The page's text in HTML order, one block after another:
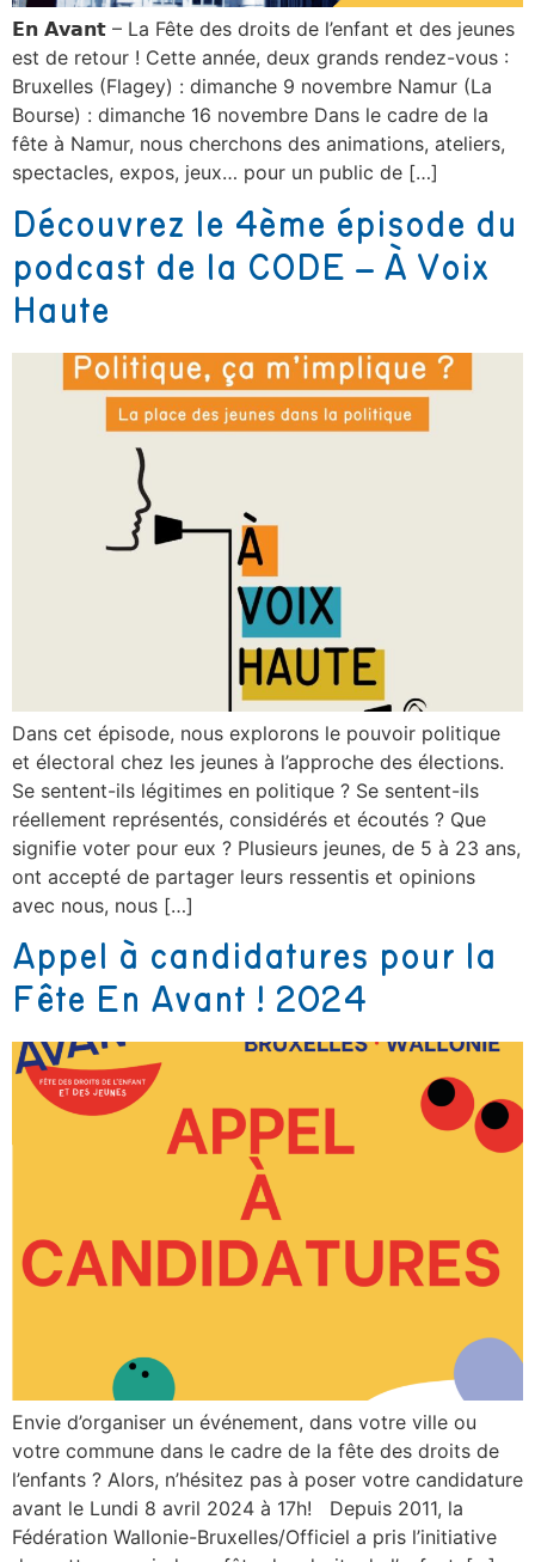
𝗘𝗻 𝗔𝘃𝗮𝗻𝘁 – La Fête des droits de l’enfant et des jeunes
est de retour ! Cette année, deux grands rendez-vous :
Bruxelles (Flagey) : dimanche 9 novembre Namur (La
Bourse) : dimanche 16 novembre Dans le cadre de la
fête à Namur, nous cherchons des animations, ateliers,
spectacles, expos, jeux… pour un public de […]
Découvrez le 4ème épisode du
podcast de la CODE – À Voix
Haute
Dans cet épisode, nous explorons le pouvoir politique
et électoral chez les jeunes à l’approche des élections.
Se sentent-ils légitimes en politique ? Se sentent-ils
réellement représentés, considérés et écoutés ? Que
signifie voter pour eux ? Plusieurs jeunes, de 5 à 23 ans,
ont accepté de partager leurs ressentis et opinions
avec nous, nous […]
Appel à candidatures pour la
Fête En Avant ! 2024
Envie d’organiser un événement, dans votre ville ou
votre commune dans le cadre de la fête des droits de
l’enfants ? Alors, n’hésitez pas à poser votre candidature
avant le Lundi 8 avril 2024 à 17h! Depuis 2011, la
Fédération Wallonie-Bruxelles/Officiel a pris l’initiative